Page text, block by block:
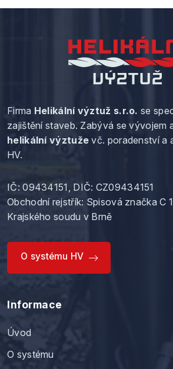
Firma Helikální výztuž s.r.o. se
zajištění staveb. Zabývá se vývojem
helikální výztuže vč. poradenství a
HV.
IČ: 09434151, DIČ: CZ09434151
Obchodní rejstřík: Spisová značka C
Krajského soudu v Brně
O systému HV
Informace
Úvod
O systému